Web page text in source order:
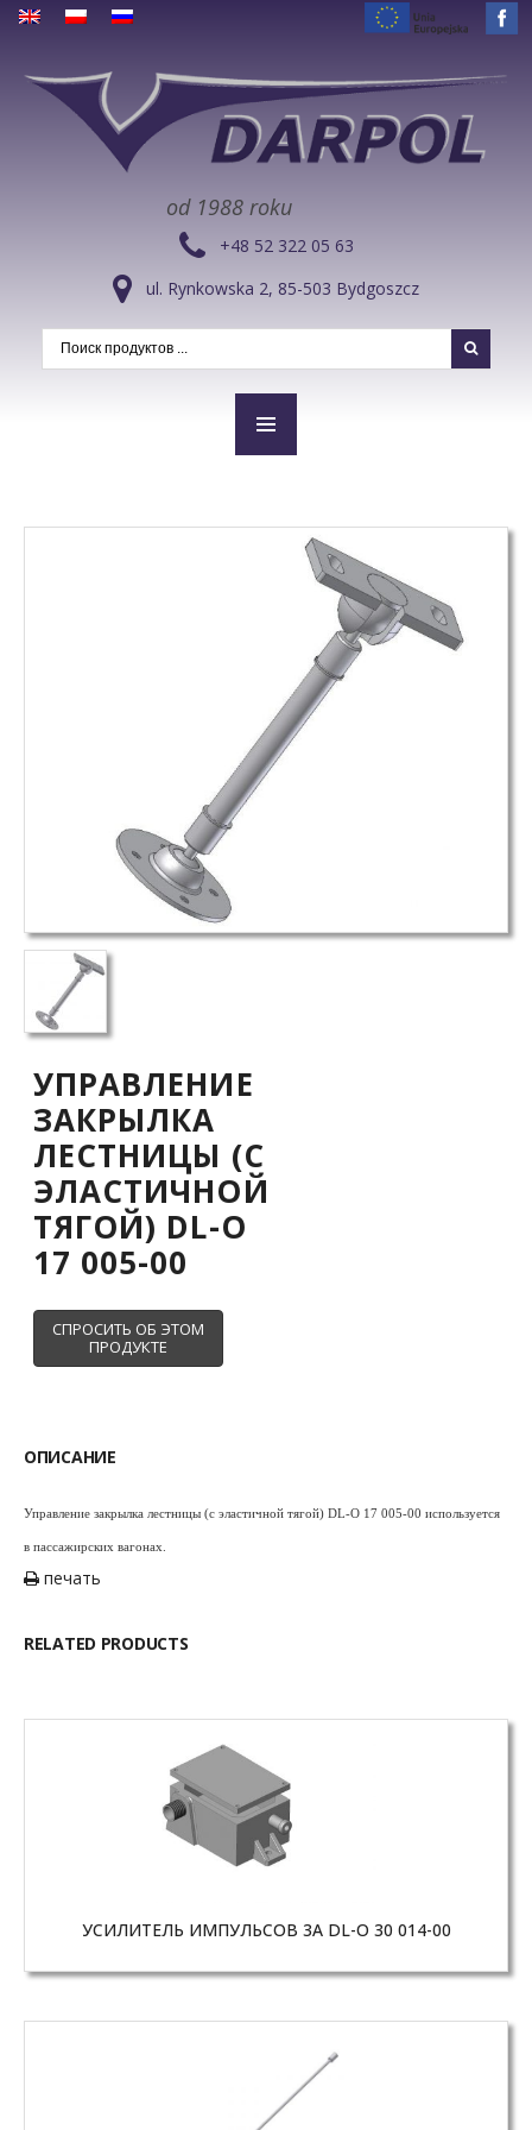
od 1988 roku
+48 52 322 05 63
ul. Rynkowska 2, 85-503 Bydgoszcz
УПРАВЛЕНИЕ
ЗАКРЫЛКА
ЛЕСТНИЦЫ (С
ЭЛАСТИЧНОЙ
ТЯГОЙ) DL-O
17 005-00
ОПИСАНИЕ
Управление закрылка лестницы (с эластичной тягой) DL-O 17 005-00 используется
в пассажирских вагонах.
печать
RELATED PRODUCTS
УСИЛИТЕЛЬ ИМПУЛЬСОВ 3A DL-O 30 014-00